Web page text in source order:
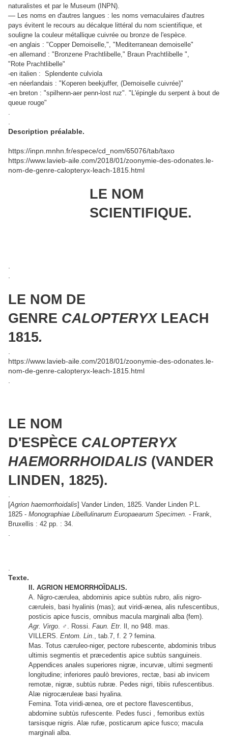
naturalistes et par le Museum (INPN).
— Les noms en d'autres langues : les noms vernaculaires d'autres
pays évitent le recours au décalque littéral du nom scientifique, et
souligne la couleur métallique cuivrée ou bronze de l'espèce.
-en anglais : "Copper Demoiselle,", "Mediterranean demoiselle"
-en allemand : "Bronzene Prachtlibelle," Braun Prachtlibelle ",
"Rote Prachtlibelle"
-en italien : Splendente culviola
-en néerlandais : "Koperen beekjuffer, (Demoiselle cuivrée)"
-en breton : "spilhenn-aer penn-lost ruz". "L'épingle du serpent à bout de
queue rouge"
.
Description préalable.
https://inpn.mnhn.fr/espece/cd_nom/65076/tab/taxo
https://www.lavieb-aile.com/2018/01/zoonymie-des-odonates.le-
nom-de-genre-calopteryx-leach-1815.html
LE NOM
SCIENTIFIQUE.
LE NOM DE
GENRE CALOPTERYX LEACH
1815.
https://www.lavieb-aile.com/2018/01/zoonymie-des-odonates.le-
nom-de-genre-calopteryx-leach-1815.html
LE NOM
D'ESPÈCE CALOPTERYX
HAEMORRHOIDALIS (VANDER
LINDEN, 1825).
[Agrion haemorrhoidalis] Vander Linden, 1825. Vander Linden P.L.
1825 - Monographiae Libellulinarum Europaearum Specimen. - Frank,
Bruxellis : 42 pp. : 34.
Texte.
II. AGRION HEMORRHOÏDALIS.
A. Nigro-cærulea, abdominis apice subtùs rubro, alis nigro-
cæruleis, basi hyalinis (mas); aut viridi-ænea, alis rufescentibus,
posticis apice fuscis, omnibus macula marginali alba (fem).
Agr. Virgo. ♂. Rossi. Faun. Etr. Il, no 948. mas.
VILLERS. Entom. Lin., tab.7, f. 2 ? femina.
Mas. Totus cæruleo-niger, pectore rubescente, abdominis tribus
ultimis segmentis et præcedentis apice subtùs sanguineis.
Appendices anales superiores nigræ, incurvæ, ultimi segmenti
longitudine; inferiores paulò breviores, rectæ, basi ab invicem
remotæ, nigræ, subtùs rubræ. Pedes nigri, tibiis rufescentibus.
Alæ nigrocæruleæ basi hyalina.
Femina. Tota viridi-ænea, ore et pectore flavescentibus,
abdomine subtùs rufescente. Pedes fusci , femoribus extùs
tarsisque nigris. Alæ rufæ, posticarum apice fusco; macula
marginali alba.